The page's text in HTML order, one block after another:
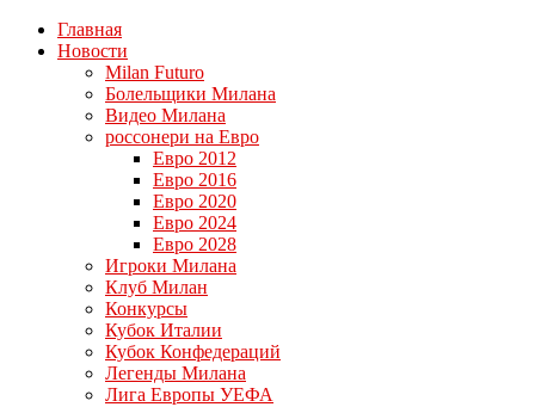
Главная
Новости
Milan Futuro
Болельщики Милана
Видео Милана
россонери на Евро
Евро 2012
Евро 2016
Евро 2020
Евро 2024
Евро 2028
Игроки Милана
Клуб Милан
Конкурсы
Кубок Италии
Кубок Конфедераций
Легенды Милана
Лига Европы УЕФА